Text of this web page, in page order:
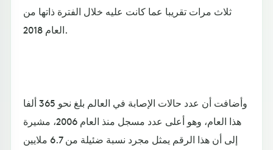
ثلاث مرات تقريبا عما كانت عليه خلال الفترة ذاتها من
العام 2018.
وأضافت أن عدد حالات الإصابة في العالم بلغ نحو 365 ألفا
هذا العام، وهو أعلى عدد مسجل منذ العام 2006، مشيرة
إلى أن هذا الرقم يمثل مجرد نسبة ضئيلة من 6.7 ملايين